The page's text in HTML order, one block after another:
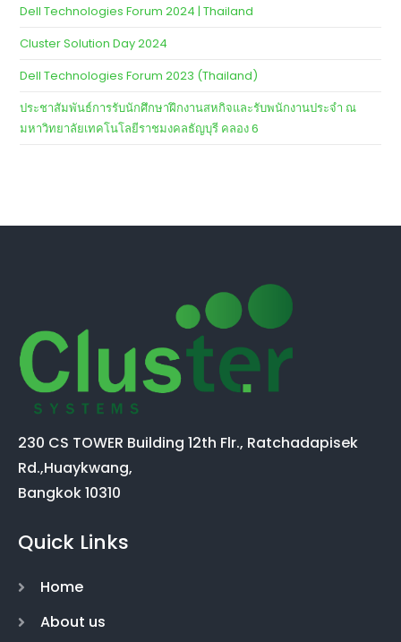
Day 2025
Dell Technologies Forum 2024 | Thailand
Cluster Solution Day 2024
Dell Technologies Forum 2023 (Thailand)
ประชาสัมพันธ์การรับนักศึกษาฝึกงานสหกิจและรับพนักงานประจำ ณ
230 CS TOWER Building 12th Flr., Ratchadapisek
Rd.,Huaykwang,
Home